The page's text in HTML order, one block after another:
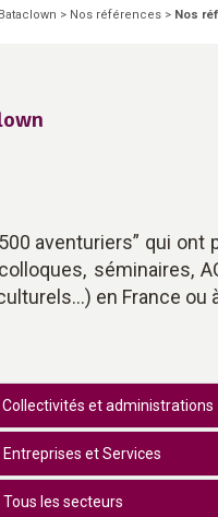
> Nos références > Nos
aventuriers” qui
séminaires,
en France ou
Collectivités et administrations
Entreprises et Services
Tous les secteurs